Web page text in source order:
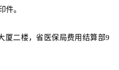
件。
厦二楼，省医保局费用结算部9